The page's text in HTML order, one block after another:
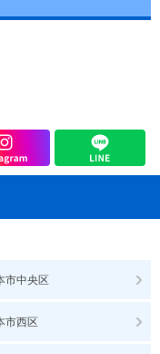
市中央区
市西区